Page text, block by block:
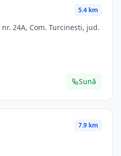
5.4 km
Sună
7.9 km